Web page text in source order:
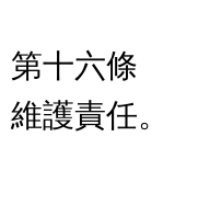
第十六條
維護責任。